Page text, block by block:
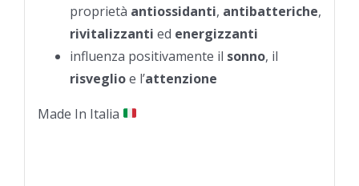
proprietà antiossidanti, antibatteriche,
rivitalizzanti ed energizzanti
influenza positivamente il sonno, il
risveglioe l’attenzione
Made In Italia